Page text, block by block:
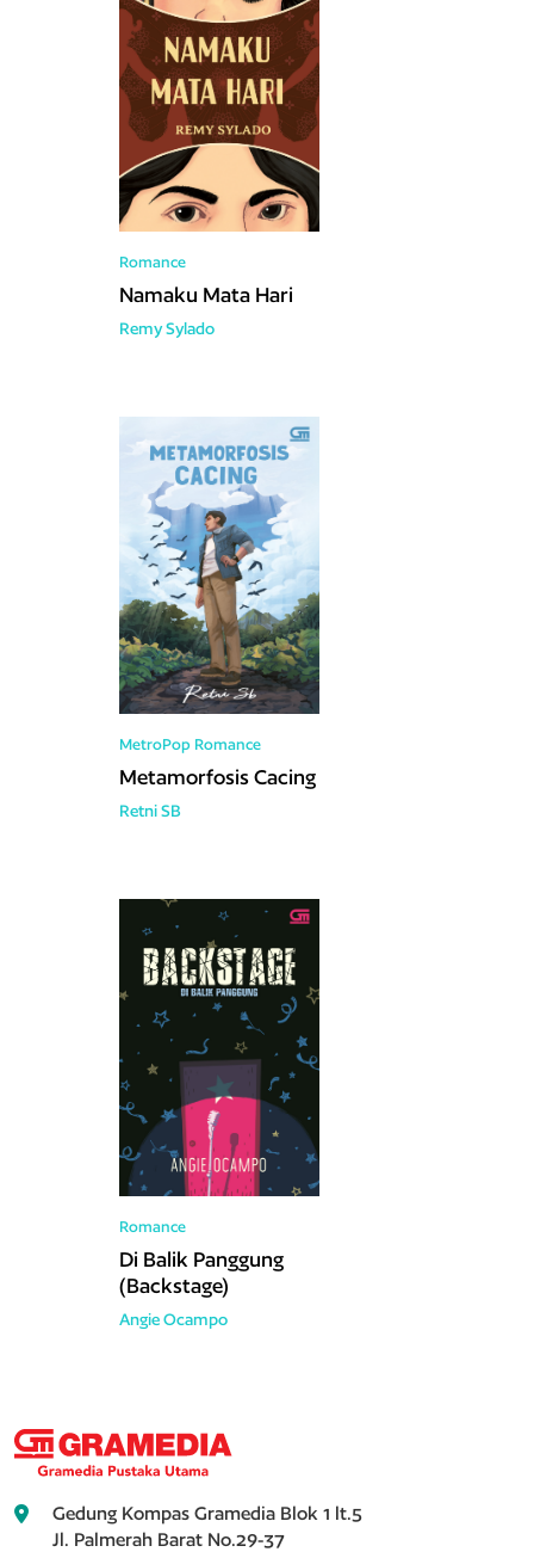
Romance
Namaku Mata Hari
Remy Sylado
MetroPop Romance
Metamorfosis Cacing
Retni SB
Romance
Di Balik Panggung
(Backstage)
Angie Ocampo
Gedung Kompas Gramedia Blok 1 lt.5
Jl. Palmerah Barat No.29-37